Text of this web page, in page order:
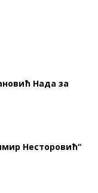
Нада за
Несторовић“